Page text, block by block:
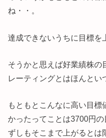
ね・・。
達成できないうちに目標を
そうかと思えば好業績株の
レーティングとはほんとい
もともとこんなに高い目
かったってことは3700円
ずしもそこまで上がるとは